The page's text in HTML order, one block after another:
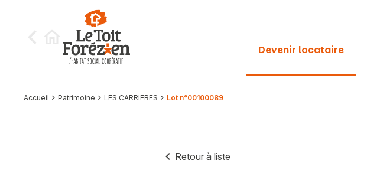
Devenir locataire
Accueil Patrimoine LES CARRIERES Lot n°00100089
Retour à liste